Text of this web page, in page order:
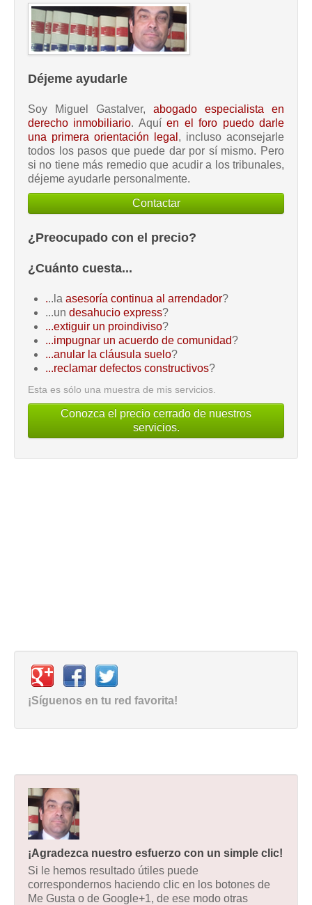
Déjeme ayudarle
Soy Miguel Gastalver, abogado especialista en
derecho inmobiliario. Aquíen el foro puedo darle
una primera orientación legal , incluso aconsejarle
todos los pasos que puede dar por sí mismo. Pero
si no tiene más remedio que acudir a los tribunales,
déjeme ayudarle personalmente.
Contactar
¿Preocupado con el precio?
¿Cuánto cuesta...
...la asesoría continua al arrendador?
...un desahucio express?
...extiguir un proindiviso?
...impugnar un acuerdo de comunidad?
...anular la cláusula suelo?
...reclamar defectos constructivos?
Esta es sólo una muestra de mis servicios.
Conozca el precio cerrado de nuestros
servicios.
¡Síguenos en tu red favorita!
¡Agradezca nuestro esfuerzo con un simple clic!
Si le hemos resultado útiles puede
correspondernos haciendo clic en los botones de
Me Gusta o de Google+1, de ese modo otras